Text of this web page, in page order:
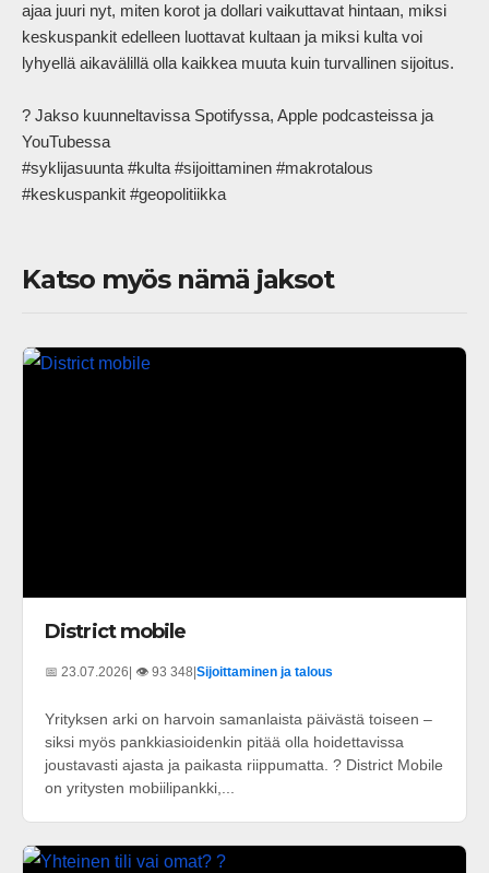
ajaa juuri nyt, miten korot ja dollari vaikuttavat hintaan, miksi
keskuspankit edelleen luottavat kultaan ja miksi kulta voi
lyhyellä aikavälillä olla kaikkea muuta kuin turvallinen sijoitus.
? Jakso kuunneltavissa Spotifyssa, Apple podcasteissa ja
YouTubessa
#syklijasuunta #kulta #sijoittaminen #makrotalous
#keskuspankit #geopolitiikka
Katso myös nämä jaksot
District mobile
📅 23.07.2026| 👁️ 93 348|Sijoittaminen ja talous
Yrityksen arki on harvoin samanlaista päivästä toiseen –
siksi myös pankkiasioidenkin pitää olla hoidettavissa
joustavasti ajasta ja paikasta riippumatta. ? District Mobile
on yritysten mobiilipankki,...